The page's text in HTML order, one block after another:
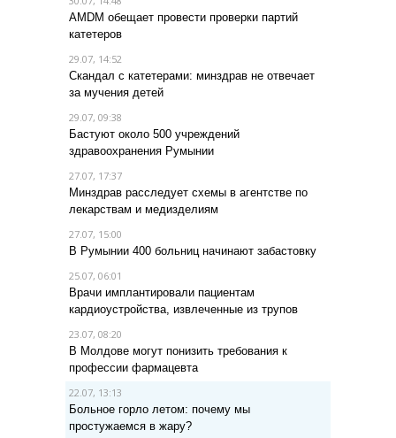
AMDM обещает провести проверки партий
катетеров
29.07, 14:52
Скандал с катетерами: минздрав не отвечает
за мучения детей
29.07, 09:38
Бастуют около 500 учреждений
здравоохранения Румынии
27.07, 17:37
Минздрав расследует схемы в агентстве по
лекарствам и медизделиям
27.07, 15:00
В Румынии 400 больниц начинают забастовку
25.07, 06:01
Врачи имплантировали пациентам
кардиоустройства, извлеченные из трупов
23.07, 08:20
В Молдове могут понизить требования к
профессии фармацевта
22.07, 13:13
Больное горло летом: почему мы
простужаемся в жару?